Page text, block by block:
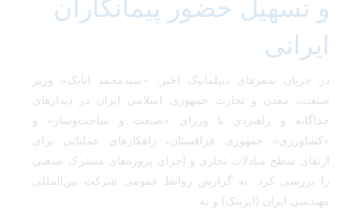
ایرانی
در جریان سفرهای دیپلماتیک اخیر، «سیدمحمد اتابک» وزیر
صنعت، معدن و تجارت جمهوری اسلامی ایران در دیدارهای
جداگانه و راهبردی با وزرای «صنعت و ساخت‌وساز» و
«کشاورزی» جمهوری قزاقستان، راهکارهای عملیاتی برای
ارتقای سطح مبادلات تجاری و اجرای پروژه‌های مشترک صنعتی
را بررسی کرد. به گزارش روابط عمومی شرکت بین‌المللی
مهندسی ایران (ایریتک) و به